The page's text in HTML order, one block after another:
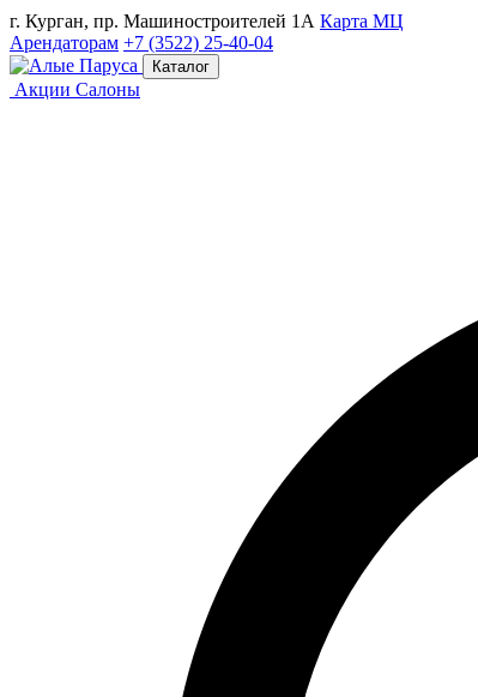
г. Курган, пр. Машиностроителей 1А Карта МЦ
Арендаторам +7 (3522) 25-40-04
Каталог
Акции Салоны